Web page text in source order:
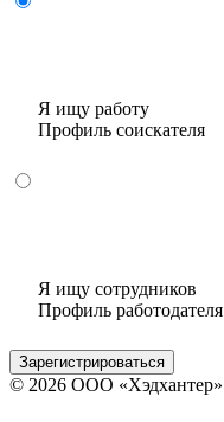
Я ищу работу
Профиль соискателя
Я ищу сотрудников
Профиль работодателя
Зарегистрироваться
© 2026 ООО «Хэдхантер»